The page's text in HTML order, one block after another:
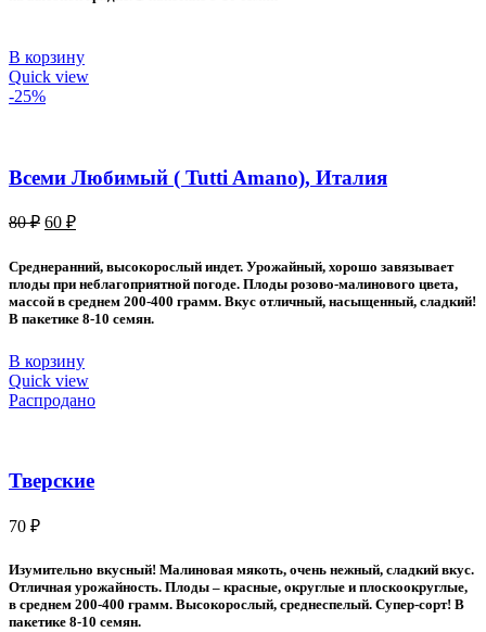
В корзину
Quick view
-25%
Всеми Любимый ( Tutti Amano), Италия
80₽ Первоначальная
80 ₽.
60 ₽Текущая
60 ₽.
Среднеранний, высокорослый индет. Урожайный, хорошо завязывает
плоды при неблагоприятной погоде. Плоды розово-малинового цвета,
массой в среднем 200-400 грамм. Вкус отличный, насыщенный, сладкий!
В пакетике 8-10 семян.
В корзину
Quick view
Распродано
Тверские
70 ₽
Изумительно вкусный! Малиновая мякоть, очень нежный, сладкий вкус.
Отличная урожайность. Плоды – красные, округлые и плоскоокруглые,
в среднем 200-400 грамм. Высокорослый, среднеспелый. Супер-сорт! В
пакетике 8-10 семян.